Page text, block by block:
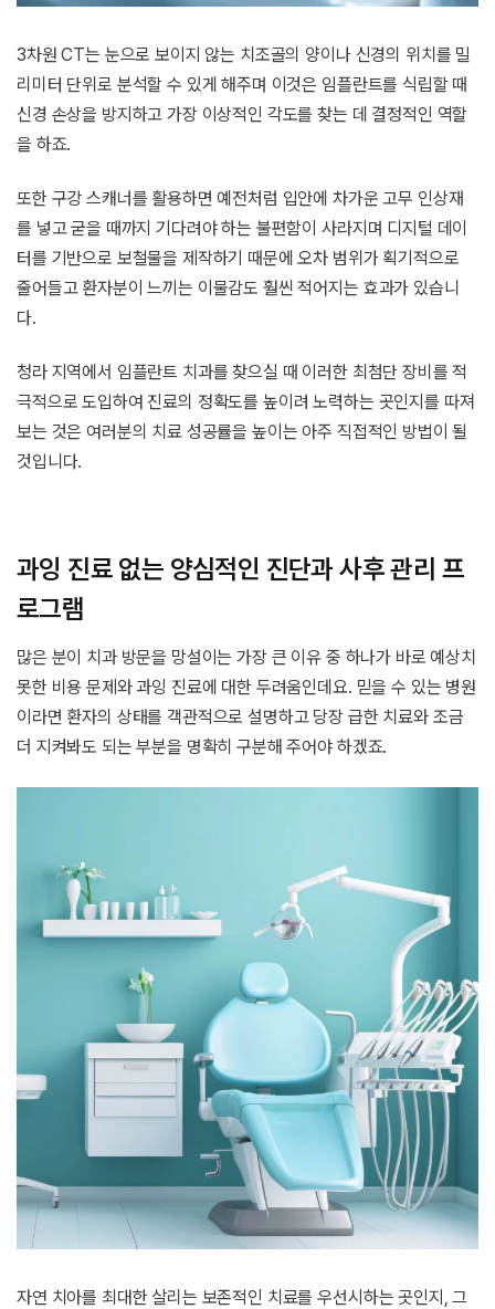
3차원 CT는 눈으로 보이지 않는 치조골의 양이나 신경의 위치를 밀
리미터 단위로 분석할 수 있게 해주며 이것은 임플란트를 식립할 때
신경 손상을 방지하고 가장 이상적인 각도를 찾는 데 결정적인 역할
을 하죠.
또한 구강 스캐너를 활용하면 예전처럼 입안에 차가운 고무 인상재
를 넣고 굳을 때까지 기다려야 하는 불편함이 사라지며 디지털 데이
터를 기반으로 보철물을 제작하기 때문에 오차 범위가 획기적으로
줄어들고 환자분이 느끼는 이물감도 훨씬 적어지는 효과가 있습니
다.
청라 지역에서 임플란트 치과를 찾으실 때 이러한 최첨단 장비를 적
극적으로 도입하여 진료의 정확도를 높이려 노력하는 곳인지를 따져
보는 것은 여러분의 치료 성공률을 높이는 아주 직접적인 방법이 될
것입니다.
과잉 진료 없는 양심적인 진단과 사후 관리 프
로그램
많은 분이 치과 방문을 망설이는 가장 큰 이유 중 하나가 바로 예상치
못한 비용 문제와 과잉 진료에 대한 두려움인데요. 믿을 수 있는 병원
이라면 환자의 상태를 객관적으로 설명하고 당장 급한 치료와 조금
더 지켜봐도 되는 부분을 명확히 구분해 주어야 하겠죠.
자연 치아를 최대한 살리는 보존적인 치료를 우선시하는 곳인지, 그